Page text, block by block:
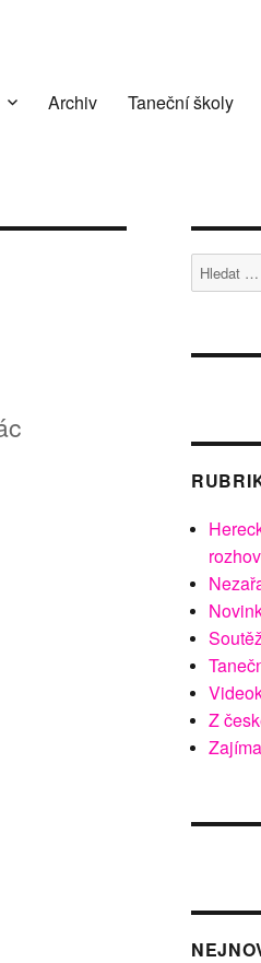
Archiv Taneční školy
Hledat:
Z